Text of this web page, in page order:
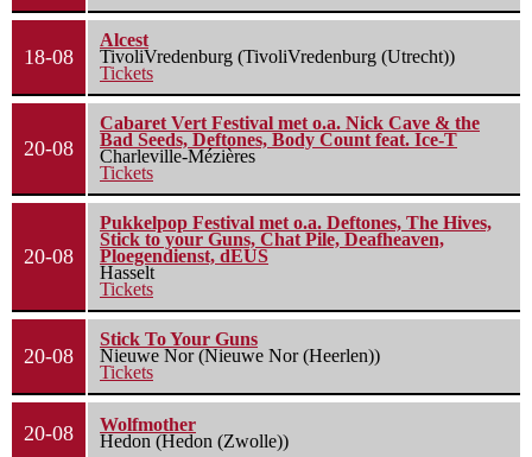
18-08
Alcest
TivoliVredenburg (TivoliVredenburg (Utrecht))
Tickets
20-08
Cabaret Vert Festival met o.a. Nick Cave & the
Bad Seeds, Deftones, Body Count feat. Ice-T
Charleville-Mézières
Tickets
20-08
Pukkelpop Festival met o.a. Deftones, The Hives,
Stick to your Guns, Chat Pile, Deafheaven,
Ploegendienst, dEUS
Hasselt
Tickets
20-08
Stick To Your Guns
Nieuwe Nor (Nieuwe Nor (Heerlen))
Tickets
20-08
Wolfmother
Hedon (Hedon (Zwolle))